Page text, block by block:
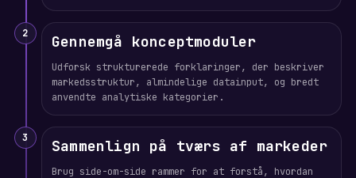
2 Gennemgå konceptmoduler
Udforsk strukturerede forklaringer, der beskriver
markedsstruktur, almindelige datainput, og bredt
anvendte analytiske kategorier.
3 Sammenlign på tværs af markeder
Brug side-om-side rammer for at forstå, hvordan